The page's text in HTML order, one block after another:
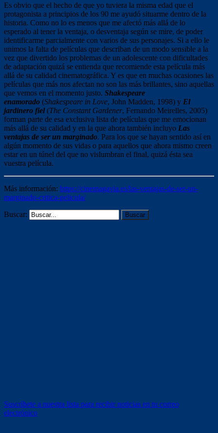
Es obvio que el hecho de que yo tuviera la misma edad que el
protagonista a principios de los 90 me ayudó situarme dentro de la
historia. Como no lo es menos que me afectó más allá de lo
esperado al tener la ventaja, o desventaja según se mire, de poder
identificarme parcialmente con varios de sus personajes. Si a ello le
unimos la falta de películas que describan de un modo sensible a la
vez que divertido los problemas de un adolescente con dificultades
de adaptación quizá se entienda que recomiende esta película más
allá de su calidad cinematográfica. Y es que en muchas ocasiones las
películas que más nos afectan no son las más brillantes, sino aquellas
que vemos en el momento justo. Shakespeare
enamorado (Shakespeare in Love, John Madden, 1998) y El
jardinero fiel(The Constant Gardener, Fernando Meirelles, 2005)
forman parte de esa exclusiva lista de películas que me emocionan
más allá de su calidad y en la que ahora también incluyo Las
ventajas de ser un marginado. Para los que se hayan sentido así en
algún momento de sus vidas o para aquellos que ahora mismo creen
estar en un túnel del que no vislumbran el final, quizá ésta sea
vuestra película.
Más información: https://cinemagavia.es/las-ventajas-de-ser-un-
marginado-critica-pelicula/
Buscar:
Suscríbete a nuestra lista para recibir noticias en tu correo
electrónico